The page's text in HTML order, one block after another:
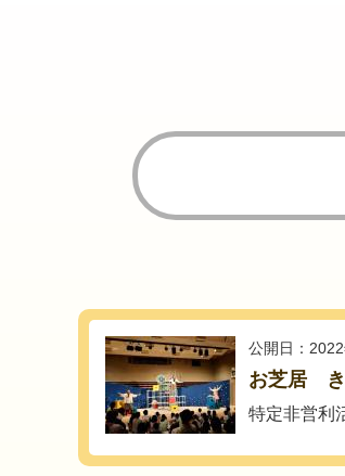
公開日：
お芝居 き
特定非営利